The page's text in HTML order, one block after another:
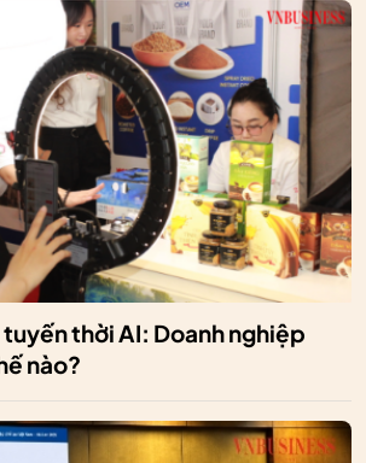
thời AI: Doanh nghiệp
nào?